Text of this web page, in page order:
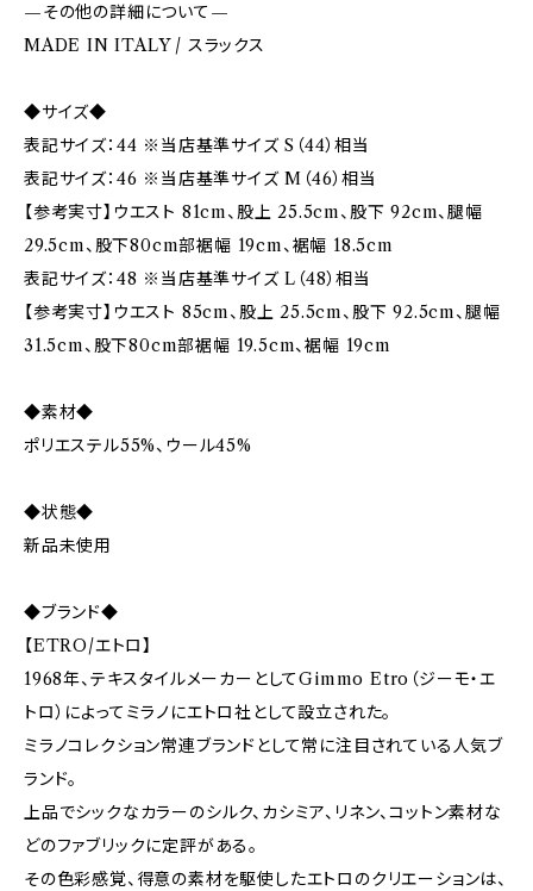
—その他の詳細について—
MADE IN ITALY / スラックス
◆サイズ◆
表記サイズ：44 ※当店基準サイズ S（44）相当
表記サイズ：46 ※当店基準サイズ M（46）相当
【参考実寸】ウエスト 81cm、股上 25.5cm、股下 92cm、腿幅
29.5cm、股下80cm部裾幅 19cm、裾幅 18.5cm
表記サイズ：48 ※当店基準サイズ L（48）相当
【参考実寸】ウエスト 85cm、股上 25.5cm、股下 92.5cm、腿幅
31.5cm、股下80cm部裾幅 19.5cm、裾幅 19cm
◆素材◆
ポリエステル55%、ウール45%
◆状態◆
新品未使用
◆ブランド◆
【ETRO/エトロ】
1968年、テキスタイルメーカーとしてGimmo Etro（ジーモ・エ
トロ）によってミラノにエトロ社として設立された。
ミラノコレクション常連ブランドとして常に注目されている人気ブ
ランド。
上品でシックなカラーのシルク、カシミア、リネン、コットン素材な
どのファブリックに定評がある。
その色彩感覚、得意の素材を駆使したエトロのクリエーションは、